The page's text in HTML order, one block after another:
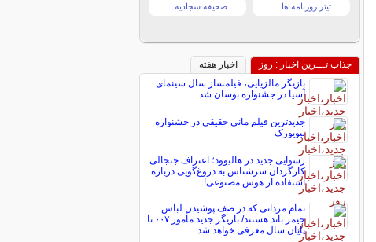
تیتر روزنامه ها صحیفه سجادیه
جذاب تـــرین اخبار : روز
اخبار هفته
بازیگر مالزیایی، فیلمساز سال سینمای
آسیا در جشنواره بوسان شد
جدیدترین فیلم مانی حقیقی در جشنواره
نیویورک
رسوایی جدید در هالیوود؛ اعتراف جنجالی
کارگردان سرشناس به دروغ‌گویی درباره
استفاده از هوش مصنوعی!
تمام مردانی که در صف پوشیدن لباس
جیمز باند هستند/ بازیگر جدید مأمور ۰۰۷ تا
پایان سال معرفی خواهد شد